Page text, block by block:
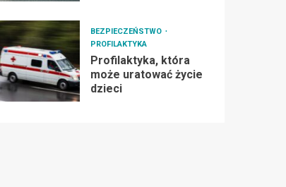
BEZPIECZEŃSTWO
PROFILAKTYKA
Profilaktyka, która
może uratować życie
dzieci